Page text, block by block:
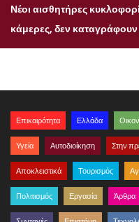
Νέοι αισθητήρες
κάμερες, δεν
Επικαιρότητα Ελλάδα
Υγεία Αυτοδιοίκηση Στην
Αποκλειστικά Τουρισμός
Πολιτισμός Εργασία Άρθρα